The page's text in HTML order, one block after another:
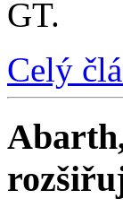
GT.
Celý